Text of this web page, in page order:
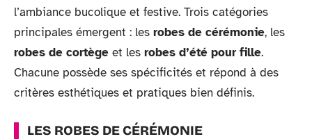
l’ambiance bucolique et festive. Trois catégories
principales émergent : les robes de cérémonie, les
robes de cortège et les robes d’été pour fille.
Chacune possède ses spécificités et répond à des
critères esthétiques et pratiques bien définis.
LES ROBES DE CÉRÉMONIE